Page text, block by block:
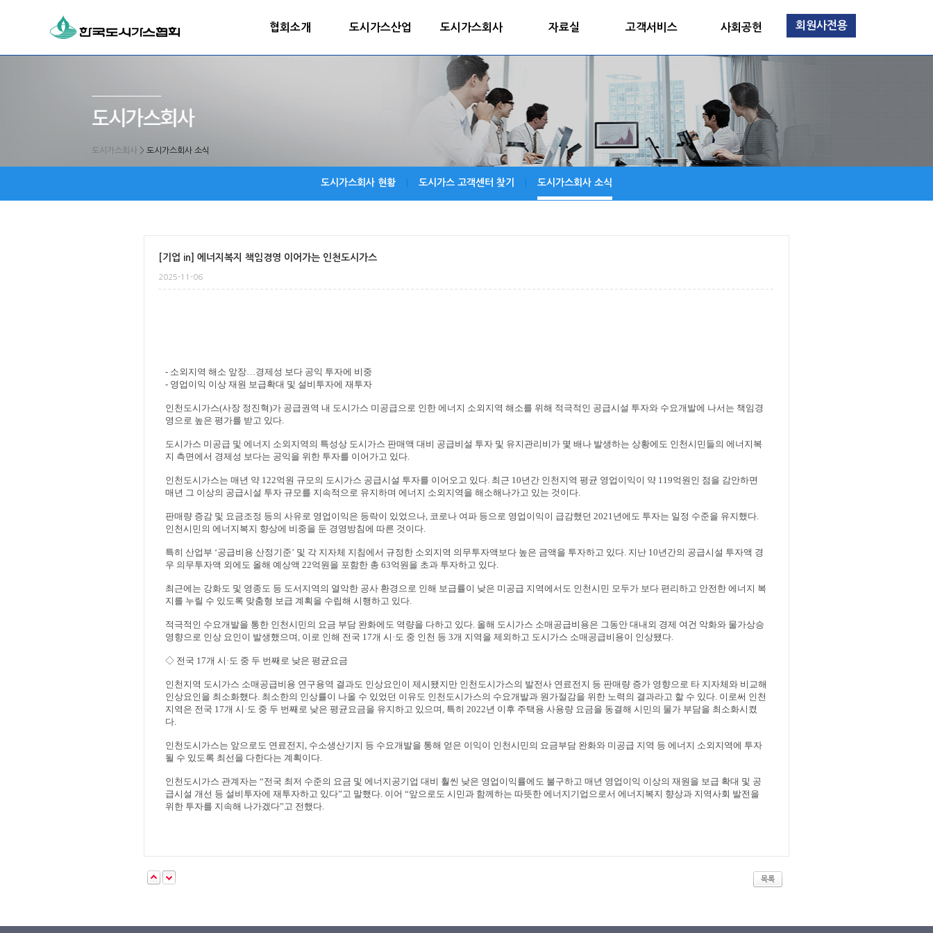
협회소개 도시가스산업 도시가스회사 자료실 고객서비스 사회공헌 회원사전용
도시가스회사 > 도시가스회사 소식
도시가스회사 현황 도시가스 고객센터 찾기 도시가스회사 소식
[기업 in] 에너지복지 책임경영 이어가는 인천도시가스
2025-11-06
- 소외지역 해소 앞장…경제성 보다 공익 투자에 비중
- 영업이익 이상 재원 보급확대 및 설비투자에 재투자
인천도시가스(사장 정진혁)가 공급권역 내 도시가스 미공급으로 인한 에너지 소외지역 해소를 위해 적극적인 공급시설 투자와 수요개발에 나서는 책임경
영으로 높은 평가를 받고 있다.
도시가스 미공급 및 에너지 소외지역의 특성상 도시가스 판매액 대비 공급비설 투자 및 유지관리비가 몇 배나 발생하는 상황에도 인천시민들의 에너지복
지 측면에서 경제성 보다는 공익을 위한 투자를 이어가고 있다.
인천도시가스는 매년 약 122억원 규모의 도시가스 공급시설 투자를 이어오고 있다. 최근 10년간 인천지역 평균 영업이익이 약 119억원인 점을 감안하면
매년 그 이상의 공급시설 투자 규모를 지속적으로 유지하며 에너지 소외지역을 해소해나가고 있는 것이다.
판매량 증감 및 요금조정 등의 사유로 영업이익은 등락이 있었으나, 코로나 여파 등으로 영업이익이 급감했던 2021년에도 투자는 일정 수준을 유지했다.
인천시민의 에너지복지 향상에 비중을 둔 경영방침에 따른 것이다.
특히 산업부 ‘공급비용 산정기준’ 및 각 지자체 지침에서 규정한 소외지역 의무투자액보다 높은 금액을 투자하고 있다. 지난 10년간의 공급시설 투자액 경
우 의무투자액 외에도 올해 예상액 22억원을 포함한 총 63억원을 초과 투자하고 있다.
최근에는 강화도 및 영종도 등 도서지역의 열악한 공사 환경으로 인해 보급률이 낮은 미공급 지역에서도 인천시민 모두가 보다 편리하고 안전한 에너지 복
지를 누릴 수 있도록 맞춤형 보급 계획을 수립해 시행하고 있다.
적극적인 수요개발을 통한 인천시민의 요금 부담 완화에도 역량을 다하고 있다. 올해 도시가스 소매공급비용은 그동안 대내외 경제 여건 악화와 물가상승
영향으로 인상 요인이 발생했으며, 이로 인해 전국 17개 시 ·도 중 인천 등 3개 지역을 제외하고 도시가스 소매공급비용이 인상됐다.
◇ 전국 17개 시 ·도 중 두 번째로 낮은 평균요금
인천지역 도시가스 소매공급비용 연구용역 결과도 인상요인이 제시됐지만 인천도시가스의 발전사 연료전지 등 판매량 증가 영향으로 타 지자체와 비교해
인상요인을 최소화했다. 최소한의 인상률이 나올 수 있었던 이유도 인천도시가스의 수요개발과 원가절감을 위한 노력의 결과라고 할 수 있다. 이로써 인천
지역은 전국 17개 시 ·도 중 두 번째로 낮은 평균요금을 유지하고 있으며, 특히 2022년 이후 주택용 사용량 요금을 동결해 시민의 물가 부담을 최소화시켰
다.
인천도시가스는 앞으로도 연료전지, 수소생산기지 등 수요개발을 통해 얻은 이익이 인천시민의 요금부담 완화와 미공급 지역 등 에너지 소외지역에 투자
될 수 있도록 최선을 다한다는 계획이다.
인천도시가스 관계자는 “전국 최저 수준의 요금 및 에너지공기업 대비 훨씬 낮은 영업이익률에도 불구하고 매년 영업이익 이상의 재원을 보급 확대 및 공
급시설 개선 등 설비투자에 재투자하고 있다”고 말했다. 이어 “앞으로도 시민과 함께하는 따뜻한 에너지기업으로서 에너지복지 향상과 지역사회 발전을
위한 투자를 지속해 나가겠다”고 전했다.
목록